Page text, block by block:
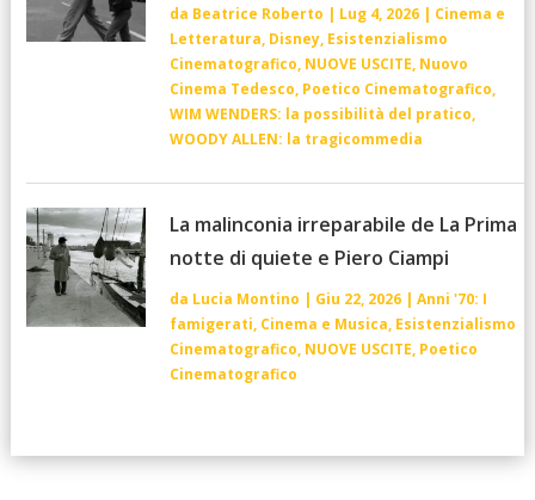
da Beatrice Roberto | Lug 4, 2026| Cinema e
Letteratura, Disney, Esistenzialismo
Cinematografico, NUOVE USCITE, Nuovo
Cinema Tedesco, Poetico Cinematografico,
WIM WENDERS: la possibilità del pratico,
WOODY ALLEN: la tragicommedia
La malinconia irreparabile de La Prima
notte di quiete e Piero Ciampi
da Lucia Montino | Giu 22, 2026| Anni '70: I
famigerati, Cinema e Musica, Esistenzialismo
Cinematografico, NUOVE USCITE, Poetico
Cinematografico